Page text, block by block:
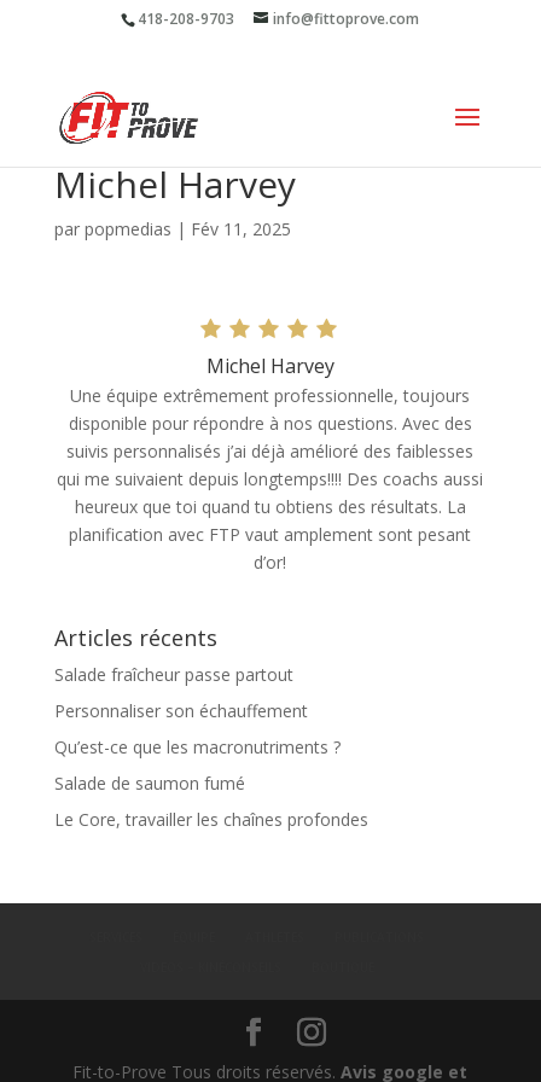
418-208-9703 info@fittoprove.com
Michel Harvey
par popmedias | Fév 11, 2025
Michel Harvey
Une équipe extrêmement professionnelle, toujours
disponible pour répondre à nos questions. Avec des
suivis personnalisés j’ai déjà amélioré des faiblesses
qui me suivaient depuis longtemps!!!! Des coachs aussi
heureux que toi quand tu obtiens des résultats. La
planification avec FTP vaut amplement sont pesant
d’or!
Articles récents
Salade fraîcheur passe partout
Personnaliser son échauffement
Qu’est-ce que les macronutriments ?
Salade de saumon fumé
Le Core, travailler les chaînes profondes
Fit-to-Prove Tous droits réservés.Avis google et